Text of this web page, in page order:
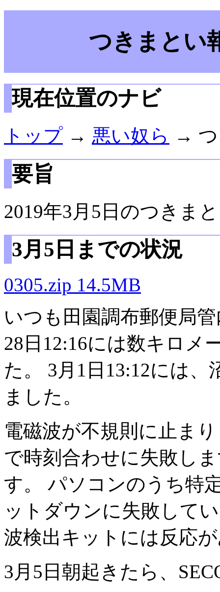
つきまとい
現在位置のナビ
トップ → 悪い奴ら → つ
要旨
2019年3月5日のつきま
3月5日までの状況
0305.zip 14.5MB
いつも田園調布郵便局
28日12:16には数キロメ
た。 3月1日13:12には
ました。
電磁波が不規則に止ま
で時刻合わせに失敗し
す。 パソコンのうち特
ットダウンに失敗して
波検出キットには反応
3月5日朝起きたら、